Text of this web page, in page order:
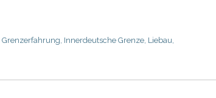
Grenzerfahrung, Innerdeutsche Grenze, Liebau,